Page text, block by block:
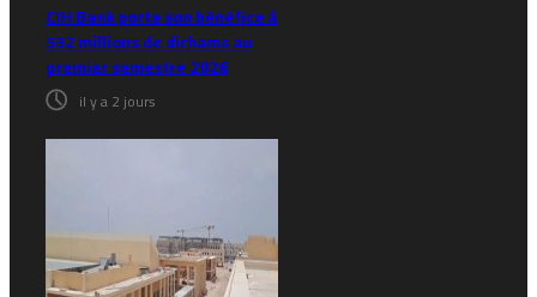
CIH Bank porte son bénéfice à
532 millions de dirhams au
premier semestre 2026
il y a 2 jours